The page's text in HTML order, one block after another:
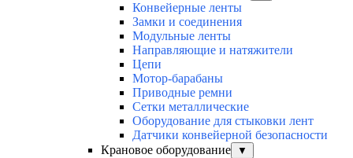
Конвейерные ленты
Замки и соединения
Модульные ленты
Направляющие и натяжители
Цепи
Мотор-барабаны
Приводные ремни
Сетки металлические
Оборудование для стыковки лент
Датчики конвейерной безопасности
Крановое оборудование
▼